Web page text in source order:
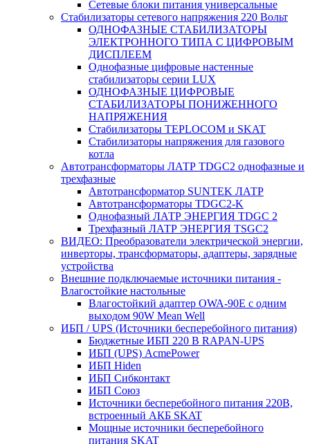
Сетевые блоки питания универсальные
Стабилизаторы сетевого напряжения 220 Вольт
ОДНОФАЗНЫЕ СТАБИЛИЗАТОРЫ
ЭЛЕКТРОННОГО ТИПА С ЦИФРОВЫМ
ДИСПЛЕЕМ
Однофазные цифровые настенные
стабилизаторы серии LUX
ОДНОФАЗНЫЕ ЦИФРОВЫЕ
СТАБИЛИЗАТОРЫ ПОНИЖЕННОГО
НАПРЯЖЕНИЯ
Стабилизаторы TEPLOCOM и SKAT
Стабилизаторы напряжения для газового
котла
Автотрансформаторы ЛАТР TDGC2 однофазные и
трехфазные
Автотрансформатор SUNTEK ЛАТР
Автотрансформаторы TDGC2-K
Однофазный ЛАТР ЭНЕРГИЯ TDGC 2
Трехфазный ЛАТР ЭНЕРГИЯ TSGC2
ВИДЕО: Преобразователи электрической энергии,
инверторы, трансформаторы, адаптеры, зарядные
устройства
Внешние подключаемые источники питания -
Влагостойкие настольные
Влагостойкий адаптер OWA-90E с одним
выходом 90W Mean Well
ИБП / UPS (Источники бесперебойного питания)
Бюджетные ИБП 220 В RAPAN-UPS
ИБП (UPS) AcmePower
ИБП Hiden
ИБП Сибконтакт
ИБП Союз
Источники бесперебойного питания 220В,
встроенный АКБ SKAT
Мощные источники бесперебойного
питания SKAT